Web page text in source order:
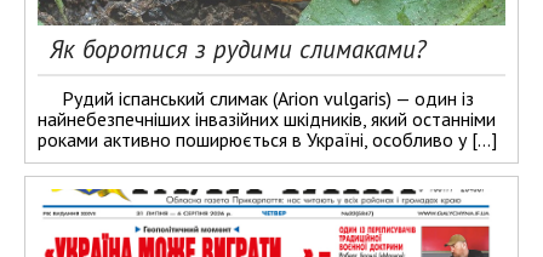
Як боротися з рудими слимаками?
Рудий іспанський слимак (Arion vulgaris) — один із
найнебезпечніших інвазійних шкідників, який останніми
роками активно поширюється в Україні, особливо у […]